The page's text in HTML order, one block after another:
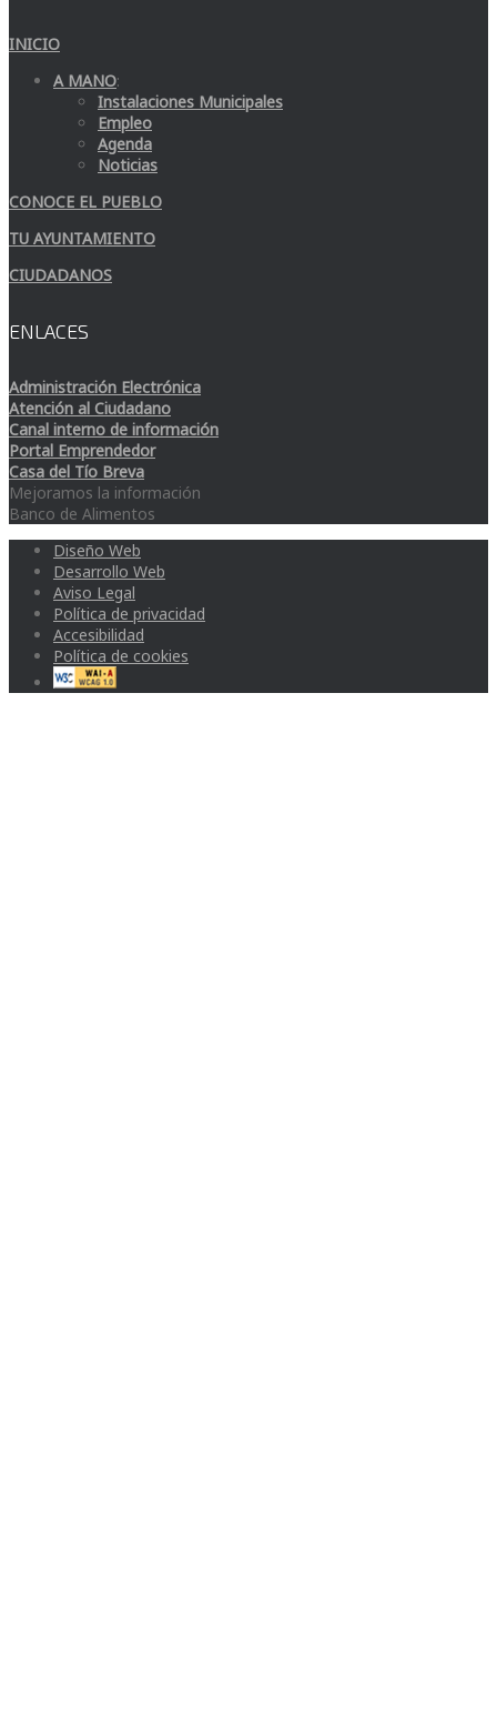
INICIO
A MANO:
Instalaciones Municipales
Empleo
Agenda
Noticias
CONOCE EL PUEBLO
TU AYUNTAMIENTO
CIUDADANOS
ENLACES
Administración Electrónica
Atención al Ciudadano
Canal interno de información
Portal Emprendedor
Casa del Tío Breva
Mejoramos la información
Banco de Alimentos
Diseño Web
Desarrollo Web
Aviso Legal
Política de privacidad
Accesibilidad
Política de cookies